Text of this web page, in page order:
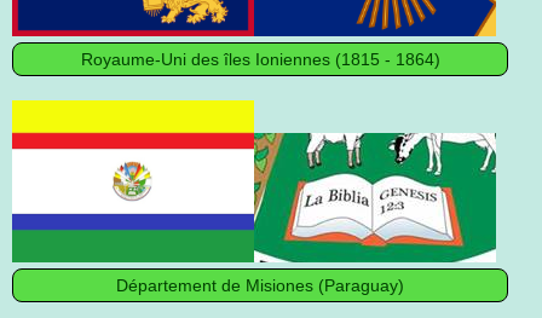
Royaume-Uni des îles Ioniennes (1815 - 1864)
Département de Misiones (Paraguay)